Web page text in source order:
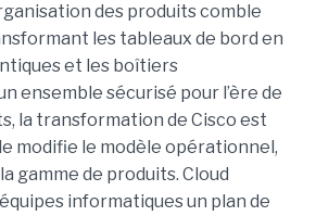
des produits comble
les tableaux de bord en
et les boîtiers
ensemble sécurisé pour l’ère de
la transformation de Cisco est
modifie le modèle opérationnel,
gamme de produits. Cloud
informatiques un plan de